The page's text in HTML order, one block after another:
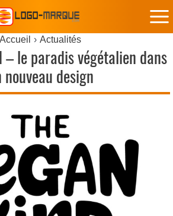
Accueil Actualités
– le paradis végétalien dans
nouveau design